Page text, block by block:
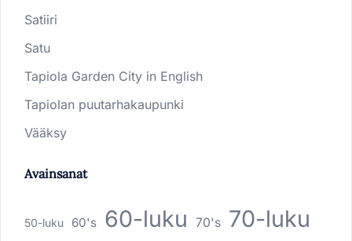
Satiiri
Satu
Tapiola Garden City in English
Tapiolan puutarhakaupunki
Vääksy
Avainsanat
50-luku 60's 60-luku 70's 70-luku